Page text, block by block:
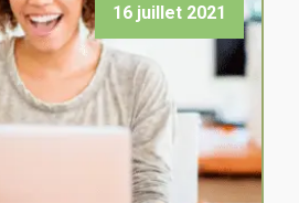
16 juillet 2021